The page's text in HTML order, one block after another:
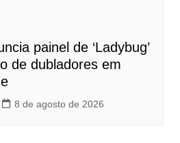
painel de ‘Ladybug’
de dubladores em
8 de agosto de 2026